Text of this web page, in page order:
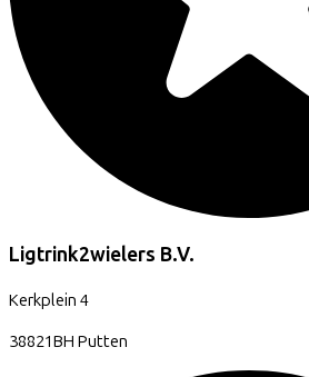
Ligtrink2wielers B.V.
Kerkplein 4
38821BH Putten